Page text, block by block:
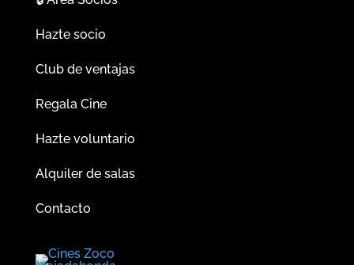
Hazte socio
Club de ventajas
Regala Cine
Hazte voluntario
Alquiler de salas
Contacto